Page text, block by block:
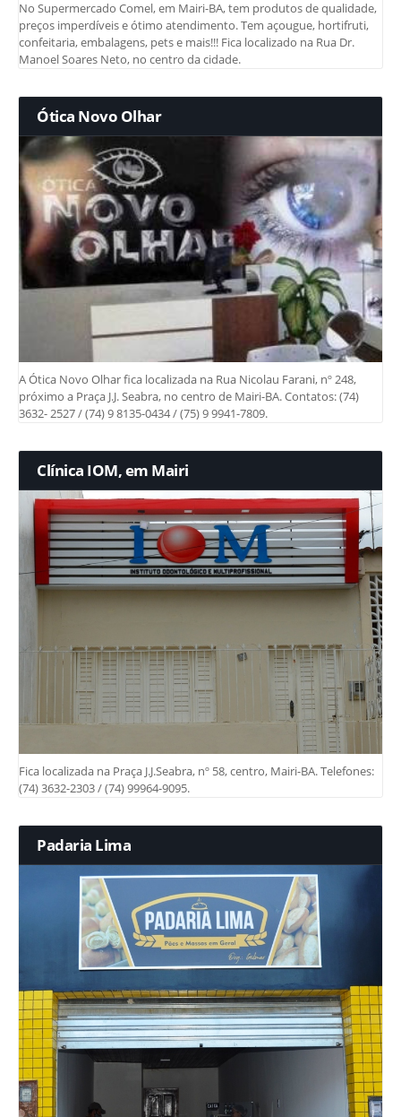
No Supermercado Comel, em Mairi-BA, tem produtos de qualidade,
preços imperdíveis e ótimo atendimento. Tem açougue, hortifruti,
confeitaria, embalagens, pets e mais!!! Fica localizado na Rua Dr.
Manoel Soares Neto, no centro da cidade.
Ótica Novo Olhar
A Ótica Novo Olhar fica localizada na Rua Nicolau Farani, nº 248,
próximo a Praça J.J. Seabra, no centro de Mairi-BA. Contatos: (74)
3632- 2527 / (74) 9 8135-0434 / (75) 9 9941-7809.
Clínica IOM, em Mairi
Fica localizada na Praça J.J.Seabra, nº 58, centro, Mairi-BA. Telefones:
(74) 3632-2303 / (74) 99964-9095.
Padaria Lima